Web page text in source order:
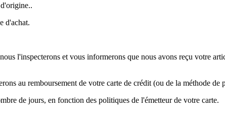
d'achat.
l'inspecterons et vous informerons que nous avons reçu votre
au remboursement de votre carte de crédit (ou de la méthode de
de jours, en fonction des politiques de l'émetteur de votre carte.